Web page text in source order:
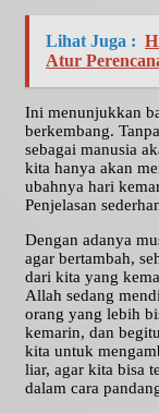
Lihat Juga :
Atur
Ini menunjukkan
berkembang.
sebagai manusia
kita hanya akan
ubahnya hari
Penjelasan
Dengan adanya
agar bertambah,
dari kita yang
Allah sedang
orang yang lebih
kemarin, dan
kita untuk
liar, agar kita bisa
dalam cara